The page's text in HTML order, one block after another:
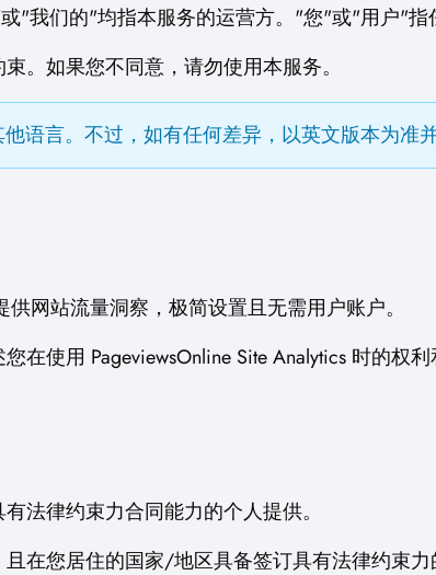
"我们的"均指本服务的运营方。"您"或"用户"
。如果您不同意，请勿使用本服务。
语言。不过，如有任何差异，以英文版本为准
网站流量洞察，极简设置且无需用户账户。
在使用 PageviewsOnline Site Analytics 时的权
法律约束力合同能力的个人提供。
在您居住的国家/地区具备签订具有法律约束